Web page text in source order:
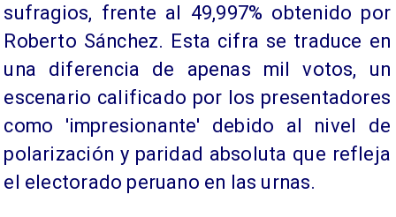
sufragios, frente al 49,997% obtenido por
Roberto Sánchez. Esta cifra se traduce en
una diferencia de apenas mil votos, un
escenario calificado por los presentadores
como 'impresionante' debido al nivel de
polarización y paridad absoluta que refleja
el electorado peruano en las urnas.